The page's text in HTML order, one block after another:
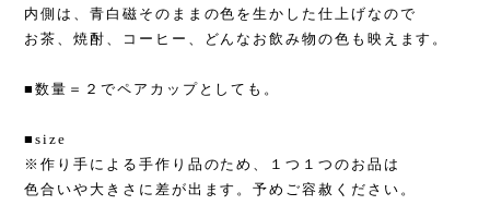
内側は、青白磁そのままの色を生かした仕上げなので
お茶、焼酎、コーヒー、どんなお飲み物の色も映えます。
■数量＝２でペアカップとしても。
■size
※作り手による手作り品のため、１つ１つのお品は
色合いや大きさに差が出ます。予めご容赦ください。